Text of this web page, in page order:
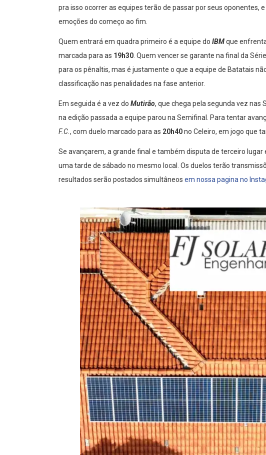
pra isso ocorrer as equipes terão de passar por seus oponentes,
emoções do começo ao fim.
Quem entrará em quadra primeiro é a equipe do IBMque
marcada para as 19h30. Quem vencer se garante na final da
para os pênaltis, mas é justamente o que a equipe de Batatais
classificação nas penalidades na fase anterior.
Em seguida é a vez do Mutirão, que chega pela segunda vez nas
na edição passada a equipe parou na Semifinal. Para tentar
F.C., com duelo marcado para as 20h40no Celeiro, em jogo que
Se avançarem, a grande final e também disputa de terceiro
uma tarde de sábado no mesmo local. Os duelos terão
resultados serão postados simultâneos em nossa pagina no